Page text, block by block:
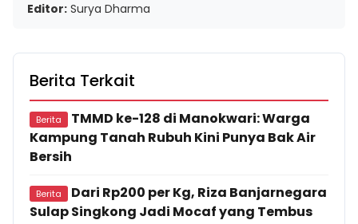
Editor: Surya Dharma
Berita Terkait
Berita
TMMD ke-128 di Manokwari: Warga
Kampung Tanah Rubuh Kini Punya Bak Air
Bersih
Berita
Dari Rp200 per Kg, Riza Banjarnegara
Sulap Singkong Jadi Mocaf yang Tembus